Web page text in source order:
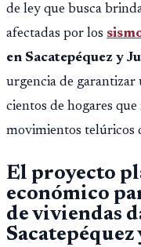
de ley que busca
afectadas por los
en Sacatepéquez y
urgencia de garantizar
cientos de hogares
movimientos telúricos
El proyecto
económico
de viviendas